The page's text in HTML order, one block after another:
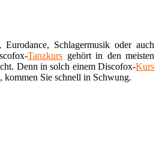
Schlagermusik oder auch
Tanzkurs gehört in den meisten
Denn in solch einem Discofox-Kurs
kommen Sie schnell in Schwung.